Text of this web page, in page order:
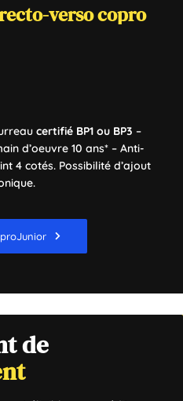
versocopro
certifié BP1 ou BP3 –
d’oeuvre 10 ans* – Anti-
4 cotés. Possibilité d’ajout
copro
avec choix du niveau de
ou A2P BP3 – Garanti pèces et
Possibilité d’ajout d’une
de